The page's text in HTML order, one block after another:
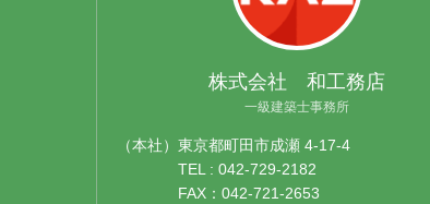
株式会社 和工務店
一級建築士事務所
（本社）東京都町田市成瀬 4-17-4
TEL : 042-729-2182
FAX：042-721-2653